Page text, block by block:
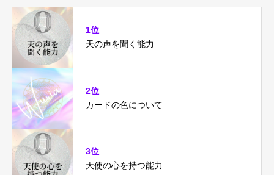
1位
天の声を聞く能力
2位
カードの色について
3位
天使の心を持つ能力